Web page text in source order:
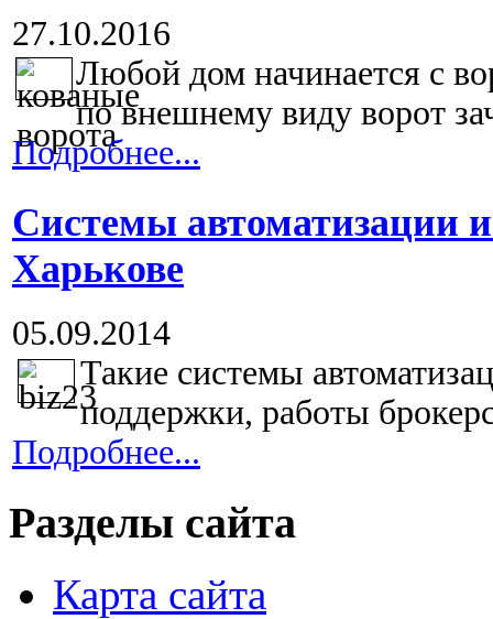
27.10.2016
Любой дом начинается с
по внешнему виду ворот
Подробнее...
Системы автоматизации
Харькове
05.09.2014
Такие системы
поддержки, работы
Подробнее...
Разделы сайта
Карта сайта